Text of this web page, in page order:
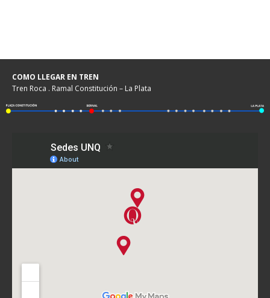
COMO LLEGAR EN TREN
Tren Roca . Ramal Constitución – La Plata